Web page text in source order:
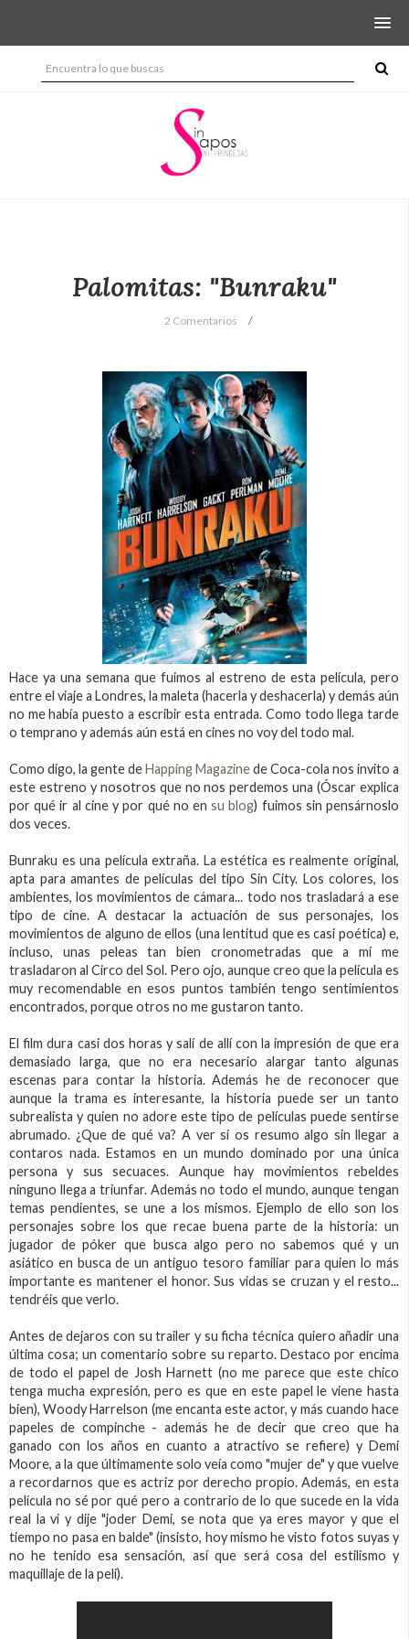
Palomitas: "Bunraku"
2 Comentarios
Hace ya una semana que fuimos al estreno de esta película, pero
entre el viaje a Londres, la maleta (hacerla y deshacerla) y demás aún
no me había puesto a escribir esta entrada. Como todo llega tarde
o temprano y además aún está en cines no voy del todo mal.
Como digo, la gente deHapping Magazinede Coca-cola nos invito a
este estreno y nosotros que no nos perdemos una (Óscar explica
por qué ir al cine y por qué no ensu blog) fuimos sin pensárnoslo
dos veces.
Bunraku es una película extraña. La estética es realmente original,
apta para amantes de películas del tipo Sin City. Los colores, los
ambientes, los movimientos de cámara... todo nos trasladará a ese
tipo de cine. A destacar la actuación de sus personajes, los
movimientos de alguno de ellos (una lentitud que es casi poética) e,
incluso, unas peleas tan bien cronometradas que a mí me
trasladaron al Circo del Sol. Pero ojo, aunque creo que la película es
muy recomendable en esos puntos también tengo sentimientos
encontrados, porque otros no me gustaron tanto.
El film dura casi dos horas y salí de allí con la impresión de que era
demasiado larga, que no era necesario alargar tanto algunas
escenas para contar la historia. Además he de reconocer que
aunque la trama es interesante, la historia puede ser un tanto
subrealista y quien no adore este tipo de películas puede sentirse
abrumado. ¿Que de qué va? A ver si os resumo algo sin llegar a
contaros nada. Estamos en un mundo dominado por una única
persona y sus secuaces. Aunque hay movimientos rebeldes
ninguno llega a triunfar. Además no todo el mundo, aunque tengan
temas pendientes, se une a los mismos. Ejemplo de ello son los
personajes sobre los que recae buena parte de la historia: un
jugador de póker que busca algo pero no sabemos qué y un
asiático en busca de un antiguo tesoro familiar para quien lo más
importante es mantener el honor. Sus vidas se cruzan y el resto...
tendréis que verlo.
Antes de dejaros con su trailer y su ficha técnica quiero añadir una
última cosa; un comentario sobre su reparto. Destaco por encima
de todo el papel de Josh Harnett (no me parece que este chico
tenga mucha expresión, pero es que en este papel le viene hasta
bien), Woody Harrelson (me encanta este actor, y más cuando hace
papeles de compinche - además he de decir que creo que ha
ganado con los años en cuanto a atractivo se refiere) y Demi
Moore, a la que últimamente solo veía como "mujer de" y que vuelve
a recordarnos que es actriz por derecho propio. Además, en esta
película no sé por qué pero a contrario de lo que sucede en la vida
real la vi y dije "joder Demi, se nota que ya eres mayor y que el
tiempo no pasa en balde" (insisto, hoy mismo he visto fotos suyas y
no he tenido esa sensación, así que será cosa del estilismo y
maquillaje de la peli).